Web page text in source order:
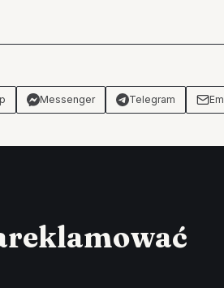
Messenger Telegram